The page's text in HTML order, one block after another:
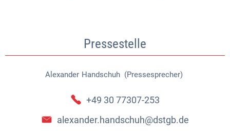
Pressestelle
Alexander Handschuh (Pressesprecher)
Alexander Handschuh
+49 30 77307-253
alexander.handschuh@dstgb.de